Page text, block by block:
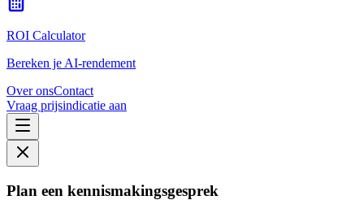
ROI Calculator
Bereken je AI-rendement
Over onsContact
Vraag prijsindicatie aan
Plan een kennismakingsgesprek